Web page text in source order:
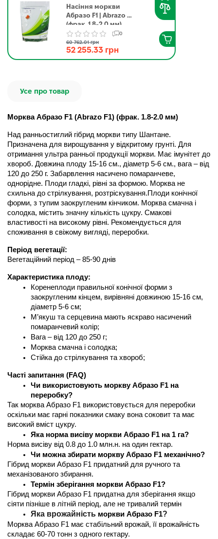
Насіння моркви
Абразо F1 | Abrazo F1
(фрак. 1.8-2.0 мм)
Seminis 1 000 000
насінин
0
60 762.01 грн
52 255.33 грн
Усе про товар
Морква Абразо F1 (Abrazo F1) (фрак. 1.8-2.0 мм)
Над ранньостиглий гібрид моркви типу Шантане.
Призначена для вирощування у відкритому грунті. Для
отримання ультра ранньої продукції моркви. Має імунітет до
хвороб. Довжина плоду 15-16 см., діаметр 5-6 см., вага – від
120 до 250 г. Забарвлення насичено помаранчеве,
однорідне. Плоди гладкі, рівні за формою. Морква не
схильна до стрілкування, розтріскування.Плоди конічної
форми, з тупим заокругленим кінчиком. Морква смачна і
солодка, містить значну кількість цукру. Смакові
властивості на високому рівні. Рекомендується для
споживання в свіжому вигляді, переробки.
Період вегетації:
Вегетаційний період – 85-90 днів
Характеристика плоду:
Коренеплоди правильної конічної форми з
заокругленим кінцем, вирівняні довжиною 15-16 см,
діаметр 5-6 см;
М’якуш та серцевина мають яскраво насичений
помаранчевий колір;
Вага – від 120 до 250 г;
Морква смачна і солодка;
Стійка до стрілкування та хвороб;
Часті запитання (FAQ)
Чи використовують моркву Абразо F1 на
переробку?
Так морква Абразо F1 використовується для переробки
оскільки має гарні показники смаку вона соковит та має
високий вміст цукру.
Яка норма висіву моркви Абразо F1 на 1 га?
Норма висіву від 0.8 до 1.0 млн.н. на один гектар.
Чи можна збирати моркву Абразо F1 механічно?
Гібрид моркви Абразо F1 придатний для ручного та
механізованого збирання.
Термін зберігання моркви Абразо F1?
Гібрид моркви Абразо F1 придатна для зберігання якщо
сіяти пізніше в літній період, але не тривалий термін
Яка врожайність моркви Абразо F1?
Морква Абразо F1 має стабільний врожай, її врожайність
складає 60-70 тонн з одного гектару.